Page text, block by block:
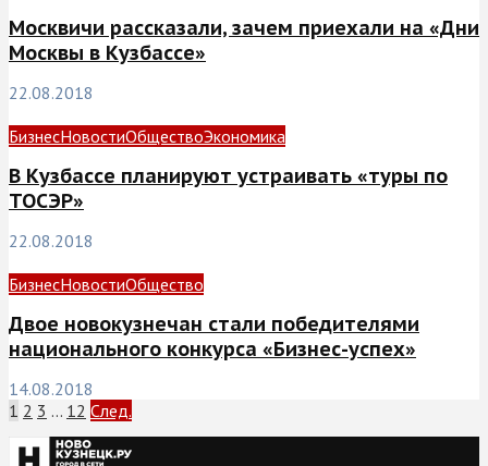
Москвичи рассказали, зачем приехали на «Дни
Москвы в Кузбассе»
22.08.2018
БизнесНовостиОбществоЭкономика
В Кузбассе планируют устраивать «туры по
ТОСЭР»
22.08.2018
БизнесНовостиОбщество
Двое новокузнечан стали победителями
национального конкурса «Бизнес-успех»
14.08.2018
1 2 3 … 12 След.